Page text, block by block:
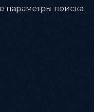
параметры поиска